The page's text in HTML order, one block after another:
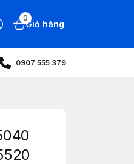
0
Giỏ hàng
0907 555 379